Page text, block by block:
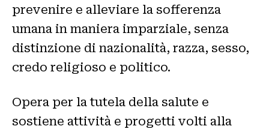
prevenire e alleviare la sofferenza
umana in maniera imparziale, senza
distinzione di nazionalità, razza, sesso,
credo religioso e politico.
Opera per la tutela della salute e
sostiene attività e progetti volti alla